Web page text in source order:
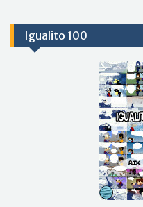
Igualito 100